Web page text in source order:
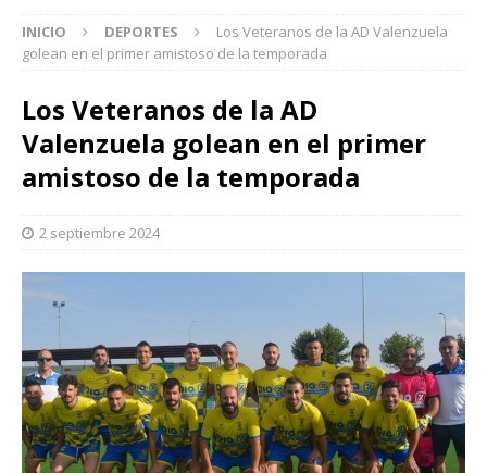
INICIO DEPORTES
Los Veteranos de la AD Valenzuela
golean en el primer amistoso de la temporada
Los Veteranos de la AD
Valenzuela golean en el primer
amistoso de la temporada
2 septiembre 2024